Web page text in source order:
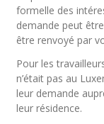
formelle des
demande peut
être renvoyé par
Pour les
n’était pas au
leur demande
leur résidence.